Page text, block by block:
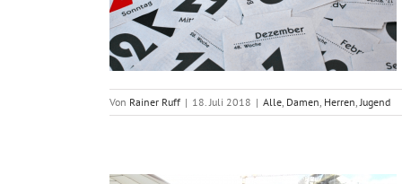
Von Rainer Ruff | 18. Juli 2018 | Alle, Damen, Herren,Jugend